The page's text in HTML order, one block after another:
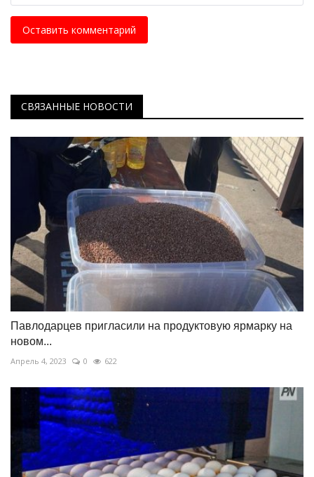
Оставить комментарий
СВЯЗАННЫЕ НОВОСТИ
Павлодарцев пригласили на продуктовую ярмарку на
новом...
Апрель 4, 2023 0 622